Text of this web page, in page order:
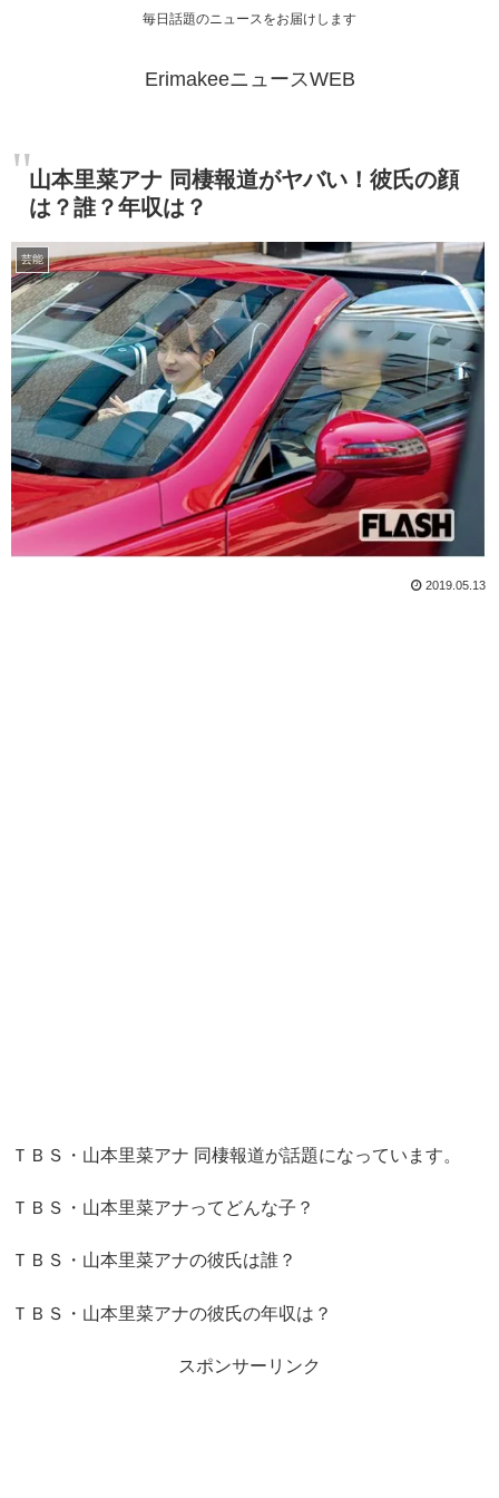
毎日話題のニュースをお届けします
ErimakeeニュースWEB
山本里菜アナ 同棲報道がヤバい！彼氏の顔
は？誰？年収は？
芸能
2019.05.13
ＴＢＳ・山本里菜アナ 同棲報道が話題になっています。
ＴＢＳ・山本里菜アナってどんな子？
ＴＢＳ・山本里菜アナの彼氏は誰？
ＴＢＳ・山本里菜アナの彼氏の年収は？
スポンサーリンク